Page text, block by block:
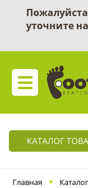
уточните
КАТАЛОГ
Главная Каталог